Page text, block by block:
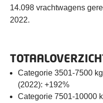
14.098 vrachtwagens
2022.
Categorie 3501-7500
(2022): +192%
Categorie 7501-10000